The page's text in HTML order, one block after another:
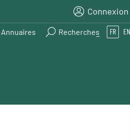
Connexion
Annuaires Recherches FR EN